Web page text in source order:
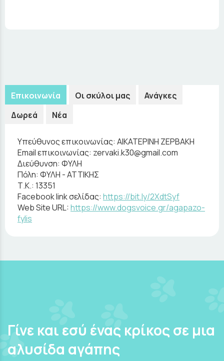
Επικοινωνία Οι σκύλοι μας
Ανάγκες
Δωρεά
Νέα
Υπεύθυνος επικοινωνίας: ΑΙΚΑΤΕΡΙΝΗ ΖΕΡΒΑΚΗ
Email επικοινωνίας: zervaki.k30@gmail.com
Διεύθυνση: ΦΥΛΗ
Πόλη: ΦΥΛΗ - ΑΤΤΙΚΗΣ
Τ.Κ.: 13351
Facebook link σελίδας: https://bit.ly/2XdtSyf
Web Site URL:https://www.dogsvoice.gr/agapazo-
fylis
Γίνε και εσύ ένας κρίκος σε μια
αλυσίδα αγάπης